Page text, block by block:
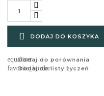
 DODAJ DO KOSZYKA
equalizer
Dodaj do porównania
favorite_border
Dodaj do listy życzeń